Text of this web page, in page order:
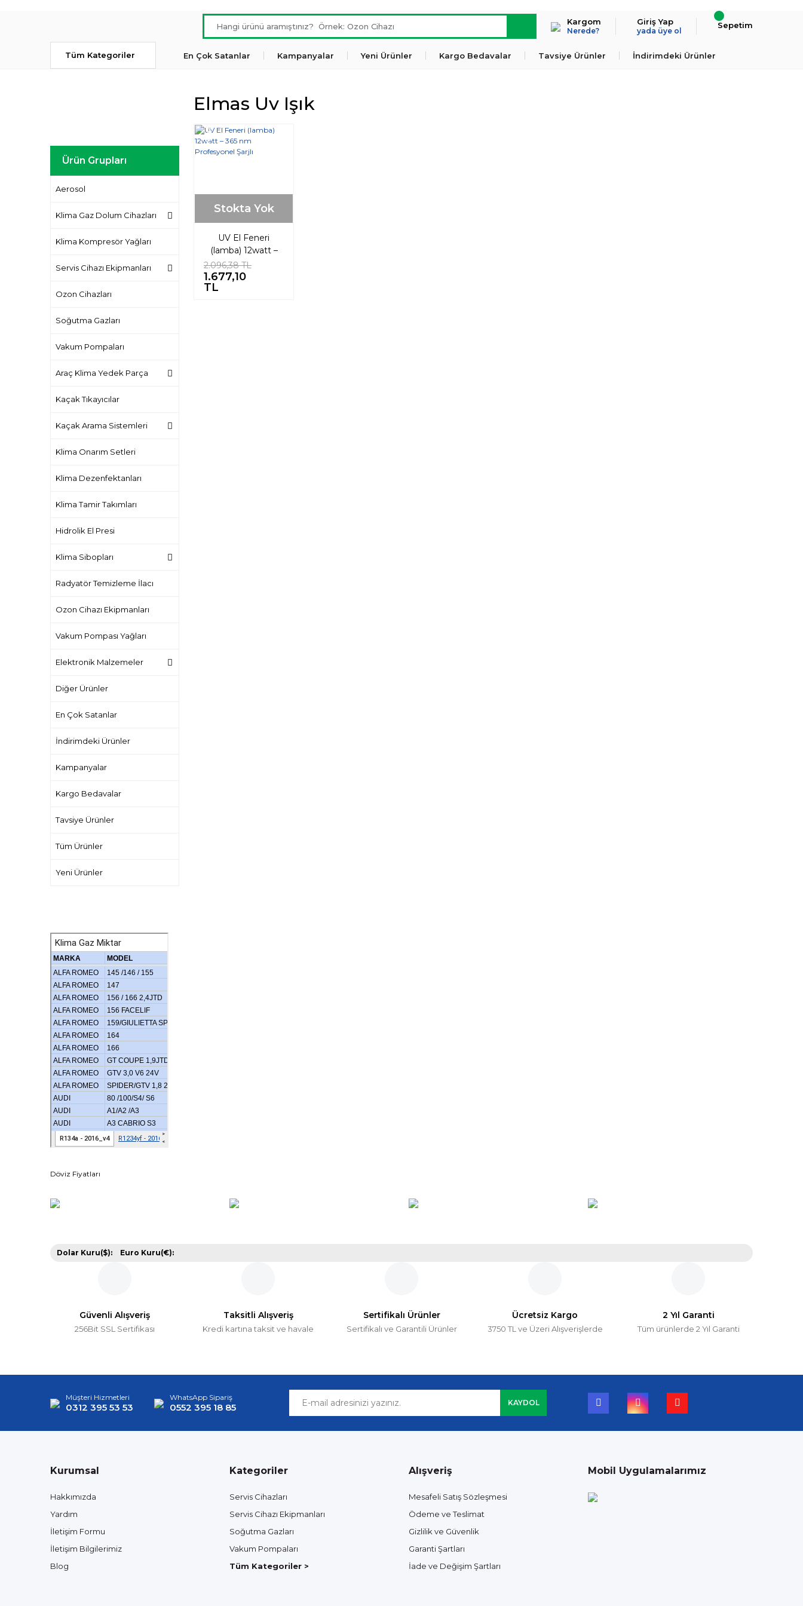
Kargom
Nerede?
Giriş Yap
yada üye ol
Sepetim
Tüm Kategoriler En Çok Satanlar Kampanyalar Yeni Ürünler Kargo Bedavalar Tavsiye Ürünler İndirimdeki Ürünler
Ürün Grupları
Aerosol
Klima Gaz Dolum Cihazları
Klima Kompresör Yağları
Servis Cihazı Ekipmanları
Ozon Cihazları
Soğutma Gazları
Vakum Pompaları
Araç Klima Yedek Parça
Kaçak Tıkayıcılar
Kaçak Arama Sistemleri
Klima Onarım Setleri
Klima Dezenfektanları
Klima Tamir Takımları
Hidrolik El Presi
Klima Sibopları
Radyatör Temizleme İlacı
Ozon Cihazı Ekipmanları
Vakum Pompası Yağları
Elektronik Malzemeler
Diğer Ürünler
En Çok Satanlar
İndirimdeki Ürünler
Kampanyalar
Kargo Bedavalar
Tavsiye Ürünler
Tüm Ürünler
Yeni Ürünler
Döviz Fiyatları
Elmas Uv Işık
Yeni
Stokta Yok
UV El Feneri
(lamba) 12watt –
365 nm
Profesyonel Şarjlı
2.096,38 TL
1.677,10
TL
Dolar Kuru($): Euro Kuru(€):
Güvenli Alışveriş
256Bit SSL Sertifikası
Taksitli Alışveriş
Kredi kartına taksit ve havale
Sertifikalı Ürünler
Sertifikalı ve Garantili Ürünler
Ücretsiz Kargo
3750 TL ve Üzeri Alışverişlerde
2 Yıl Garanti
Tüm ürünlerde 2 Yıl Garanti
Müşteri Hizmetleri
0312 395 53 53
WhatsApp Sipariş
0552 395 18 85 KAYDOL
Kurumsal
Hakkımızda
Yardım
İletişim Formu
İletişim Bilgilerimiz
Blog
Kategoriler
Servis Cihazları
Servis Cihazı Ekipmanları
Soğutma Gazları
Vakum Pompaları
Tüm Kategoriler >
Alışveriş
Mesafeli Satış Sözleşmesi
Ödeme ve Teslimat
Gizlilik ve Güvenlik
Garanti Şartları
İade ve Değişim Şartları
Mobil Uygulamalarımız